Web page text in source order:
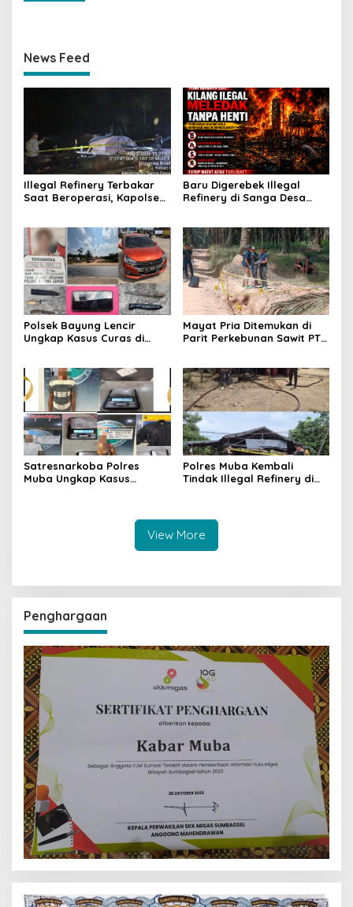
News Feed
Illegal Refinery Terbakar
Saat Beroperasi, Kapolsek
Pencegahan Terus
Dilakukan
Baru Digerebek Illegal
Refinery di Sanga Desa
Polsek Bayung Lencir
Ungkap Kasus Curas di
Masih Diburu
Mayat Pria Ditemukan di
Parit Perkebunan Sawit PT
Satresnarkoba Polres
Muba Ungkap Kasus
Polres Muba Kembali
Tindak Illegal Refinery di
View More
Penghargaan